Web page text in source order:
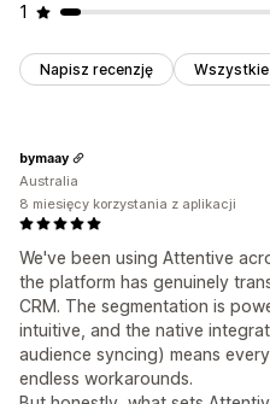
1
Napisz recenzję
We've been using Attentive
the platform has genuinely
CRM. The segmentation is
intuitive, and the native
audience syncing) means
endless workarounds.
bymaay
Australia
8 miesięcy korzystania z aplikacji